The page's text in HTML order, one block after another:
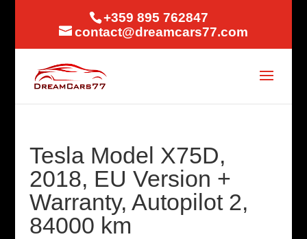
+359 895 762847
contact@dreamcars77.com
Tesla Model X75D,
2018, EU Version +
Warranty, Autopilot 2,
84000 km